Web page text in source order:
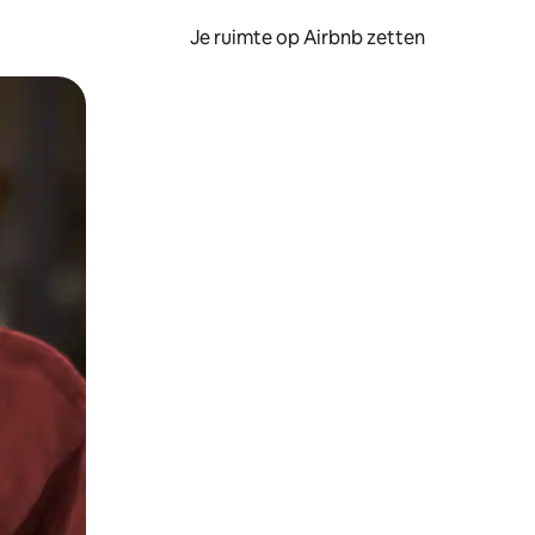
Je ruimte op Airbnb zetten
of swipen.